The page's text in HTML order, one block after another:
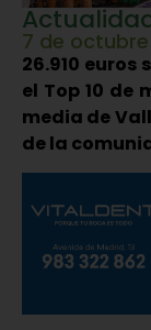
7 de octubre
26.910
el Top 10 de
media de
de la